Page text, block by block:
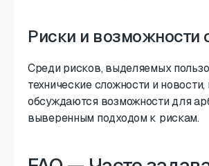
Риски и возможности
Среди рисков, выделяемых
технические сложности и
обсуждаются возможности для
выверенным подходом к рискам.